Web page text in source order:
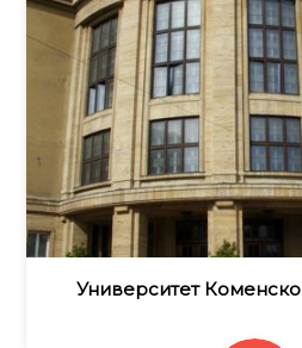
Университет